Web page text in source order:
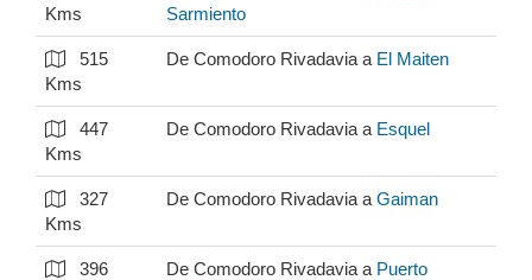
Kms
Sarmiento
515
Kms
De Comodoro Rivadavia a El Maiten
447
Kms
De Comodoro Rivadavia a Esquel
327
Kms
De Comodoro Rivadavia a Gaiman
396
De Comodoro Rivadavia a Puerto